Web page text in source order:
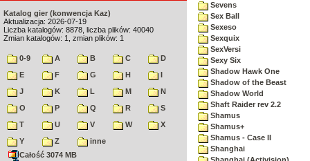
Katalog gier (konwencja Kaz)
Aktualizacja: 2026-07-19
Liczba katalogów: 8878, liczba plików: 40040
Zmian katalogów: 1, zmian plików: 1
0-9 A B C
D
E
F G H
I
J
K L M
N
O
P Q R
S
T
U V W
X
Y
Z
inne
Całość 3074 MB
Sevens
Sex Ball
Sexeso
Sexquix
SexVersi
Sexy Six
Shadow Hawk One
Shadow of the Beast
Shadow World
Shaft Raider rev 2.2
Shamus
Shamus+
Shamus - Case II
Shanghai